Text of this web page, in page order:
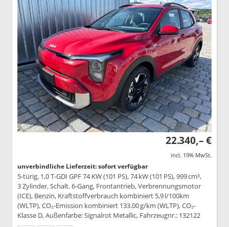
22.340,– €
incl. 19% MwSt.
unverbindliche Lieferzeit: sofort verfügbar
5-türig, 1,0 T-GDI GPF 74 KW (101 PS), 74 kW (101 PS), 999 cm³,
3 Zylinder, Schalt. 6-Gang, Frontantrieb, Verbrennungsmotor
(ICE), Benzin, Kraftstoffverbrauch kombiniert 5,9 l/100km
(WLTP), CO₂-Emission kombiniert 133.00 g/km (WLTP), CO₂-
Klasse D, Außenfarbe: Signalrot Metallic, Fahrzeugnr.: 132122